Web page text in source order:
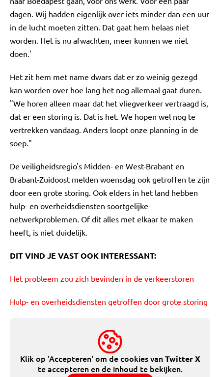
dagen. Wij hadden eigenlijk over iets minder dan een uur
in de lucht moeten zitten. Dat gaat hem helaas niet
worden. Het is nu afwachten, meer kunnen we niet
doen.'
Het zit hem met name dwars dat er zo weinig gezegd
kan worden over hoe lang het nog allemaal gaat duren.
"We horen alleen maar dat het vliegverkeer vertraagd is,
dat er een storing is. Dat is het. We hopen wel nog te
vertrekken vandaag. Anders loopt onze planning in de
soep."
De veiligheidsregio's Midden- en West-Brabant en
Brabant-Zuidoost melden woensdag ook getroffen te zijn
door een grote storing. Ook elders in het land hebben
hulp- en overheidsdiensten soortgelijke
netwerkproblemen. Of dit alles met elkaar te maken
heeft, is niet duidelijk.
DIT VIND JE VAST OOK INTERESSANT:
Het probleem zou zich bevinden in de verkeerstoren
Hulp- en overheidsdiensten getroffen door grote storing
Klik op 'Accepteren' om de cookies vanTwitter X
te accepteren en de inhoud te bekijken.